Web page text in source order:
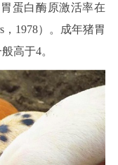
蛋白酶原激活率在
，1978）。成年猪胃
高于4。